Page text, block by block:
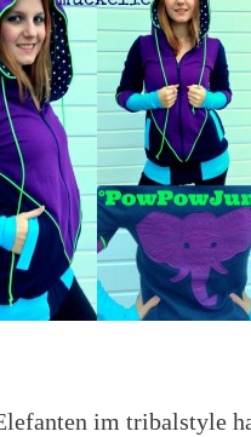
im tribalstyle